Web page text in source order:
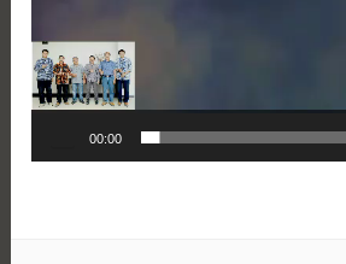
00:00